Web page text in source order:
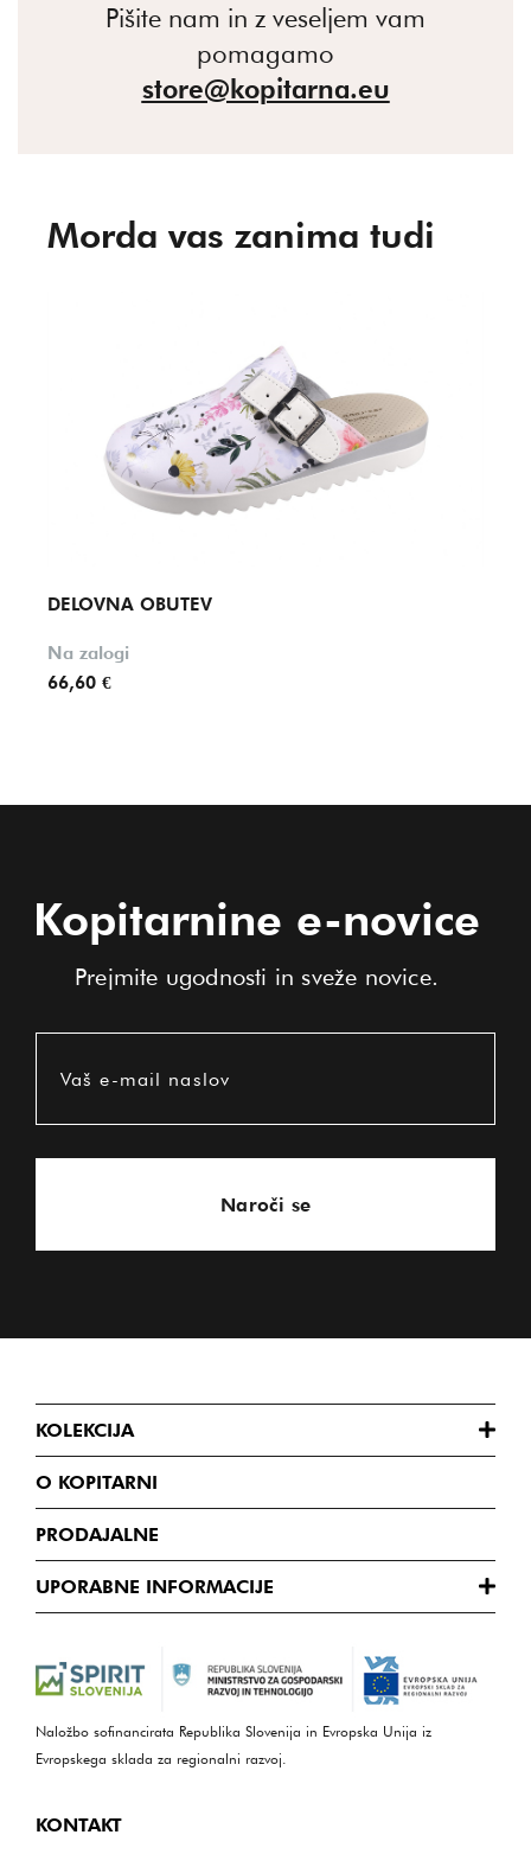
Pišite nam in z veseljem vam
pomagamo
store@kopitarna.eu
Morda vas zanima tudi
DELOVNA OBUTEV
Na zalogi
66,60 €
Kopitarnine e-novice
Prejmite ugodnosti in sveže novice.
Vaš e-mail naslov
Naroči se
KOLEKCIJA
O KOPITARNI
PRODAJALNE
UPORABNE INFORMACIJE
Naložbo sofinancirata Republika Slovenija in Evropska Unija iz
Evropskega sklada za regionalni razvoj.
KONTAKT